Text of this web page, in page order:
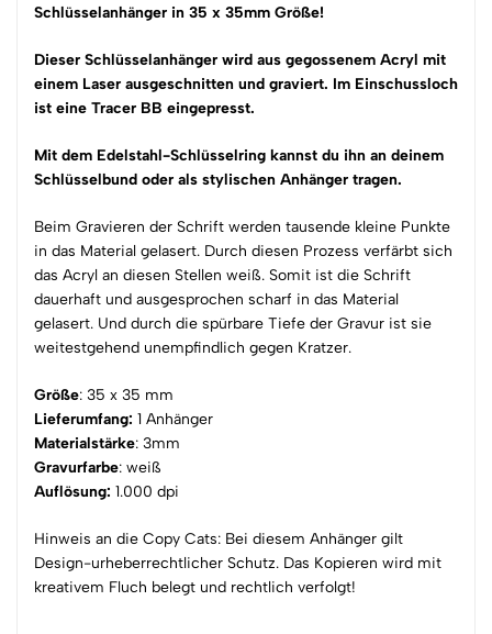
Schlüsselanhänger in 35 x 35mm Größe!
Dieser Schlüsselanhänger wird aus gegossenem Acryl mit
einem Laser ausgeschnitten und graviert. Im Einschussloch
ist eine Tracer BB eingepresst.
Mit dem Edelstahl-Schlüsselring kannst du ihn an deinem
Schlüsselbund oder als stylischen Anhänger tragen.
Beim Gravieren der Schrift werden tausende kleine Punkte
in das Material gelasert. Durch diesen Prozess verfärbt sich
das Acryl an diesen Stellen weiß. Somit ist die Schrift
dauerhaft und ausgesprochen scharf in das Material
gelasert. Und durch die spürbare Tiefe der Gravur ist sie
weitestgehend unempfindlich gegen Kratzer.
Größe: 35 x 35 mm
Lieferumfang: 1 Anhänger
Materialstärke: 3mm
Gravurfarbe: weiß
Auflösung: 1.000 dpi
Hinweis an die Copy Cats: Bei diesem Anhänger gilt
Design-urheberrechtlicher Schutz. Das Kopieren wird mit
kreativem Fluch belegt und rechtlich verfolgt!